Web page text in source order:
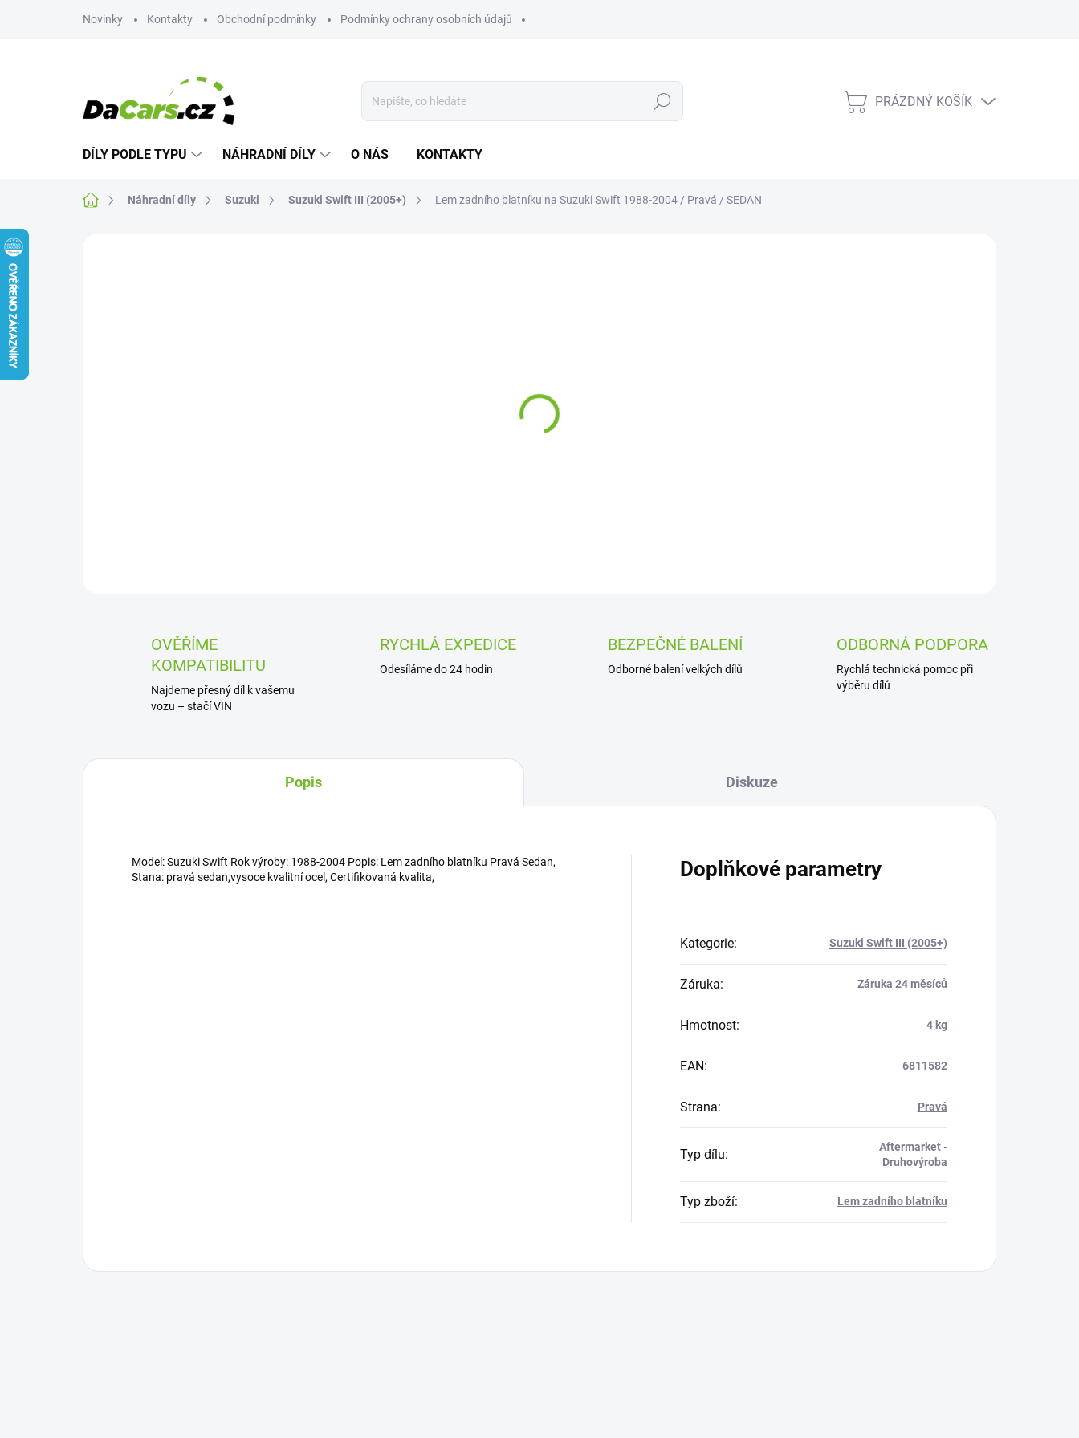
Novinky Kontakty Obchodní podmínky Podmínky ochrany osobních údajů
Hledat
NÁKUPNÍ
PRÁZDNÝ KOŠÍK
DÍLY PODLE TYPU NÁHRADNÍ DÍLY O NÁS KONTAKTY
Domů Náhradní díly Suzuki Suzuki Swift III (2005+) Lem zadního blatníku na Suzuki Swift 1988-2004 / Pravá / SEDAN
OVĚŘÍME
KOMPATIBILITU
Najdeme přesný díl k vašemu
vozu – stačí VIN
RYCHLÁ EXPEDICE
Odesíláme do 24 hodin
BEZPEČNÉ BALENÍ
Odborné balení velkých dílů
ODBORNÁ PODPORA
Rychlá technická pomoc při
výběru dílů
Popis Diskuze
Model: Suzuki Swift Rok výroby: 1988-2004 Popis: Lem zadního blatníku Pravá Sedan,
Stana: pravá sedan,vysoce kvalitní ocel, Certifikovaná kvalita,
Doplňkové parametry
Kategorie: Suzuki Swift III (2005+)
Záruka: Záruka 24 měsíců
Hmotnost: 4 kg
EAN: 6811582
Strana: Pravá
Typ dílu:
Aftermarket -
Druhovýroba
Typ zboží: Lem zadního blatníku